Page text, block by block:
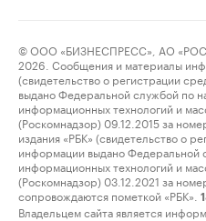
© ООО «БИЗНЕСПРЕСС», АО
2026. Сообщения и материалы
(свидетельство о регистрации
выдано Федеральной службой по
информационных технологий и
(Роскомнадзор) 09.12.2015 за
издания «РБК» (свидетельство о
информации выдано Федеральной
информационных технологий и
(Роскомнадзор) 03.12.2021 за
сопровождаются пометкой «РБК».
Владельцем сайта является